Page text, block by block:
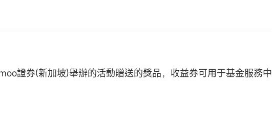
證券(新加坡)舉辦的活動贈送的獎品，收益券可用于基金服務中